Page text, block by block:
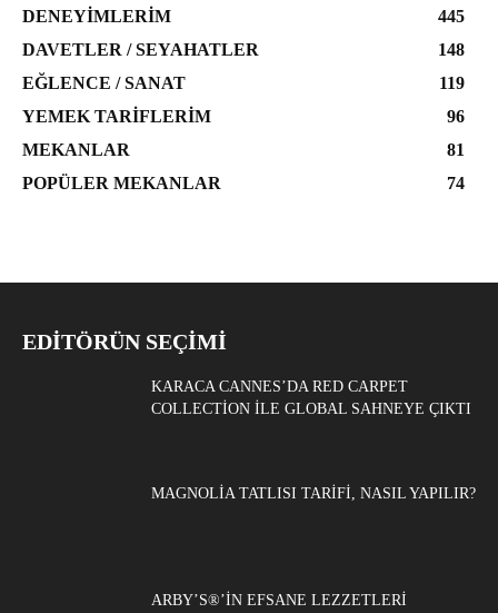
DENEYIMLERIM
445
DAVETLER / SEYAHATLER
148
EĞLENCE / SANAT
119
YEMEK TARIFLERIM
96
MEKANLAR
81
POPÜLER MEKANLAR
74
EDITÖRÜN SEÇIMI
KARACA CANNES’DA RED CARPET
COLLECTION ILE GLOBAL SAHNEYE ÇIKTI
MAGNOLIA TATLISI TARIFI, NASIL YAPILIR?
ARBY’S®’IN EFSANE LEZZETLERI